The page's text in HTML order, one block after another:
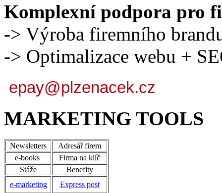
Komplexní podpora pro
-> Výroba firemního
-> Optimalizace webu +
epay@plzenacek.cz
MARKETING TOOLS
Newsletters
Adresář firem
e-books
Firma na klíč
Stáže
Benefity
e-marketing
Express post